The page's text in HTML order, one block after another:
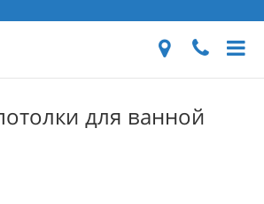
для ванной